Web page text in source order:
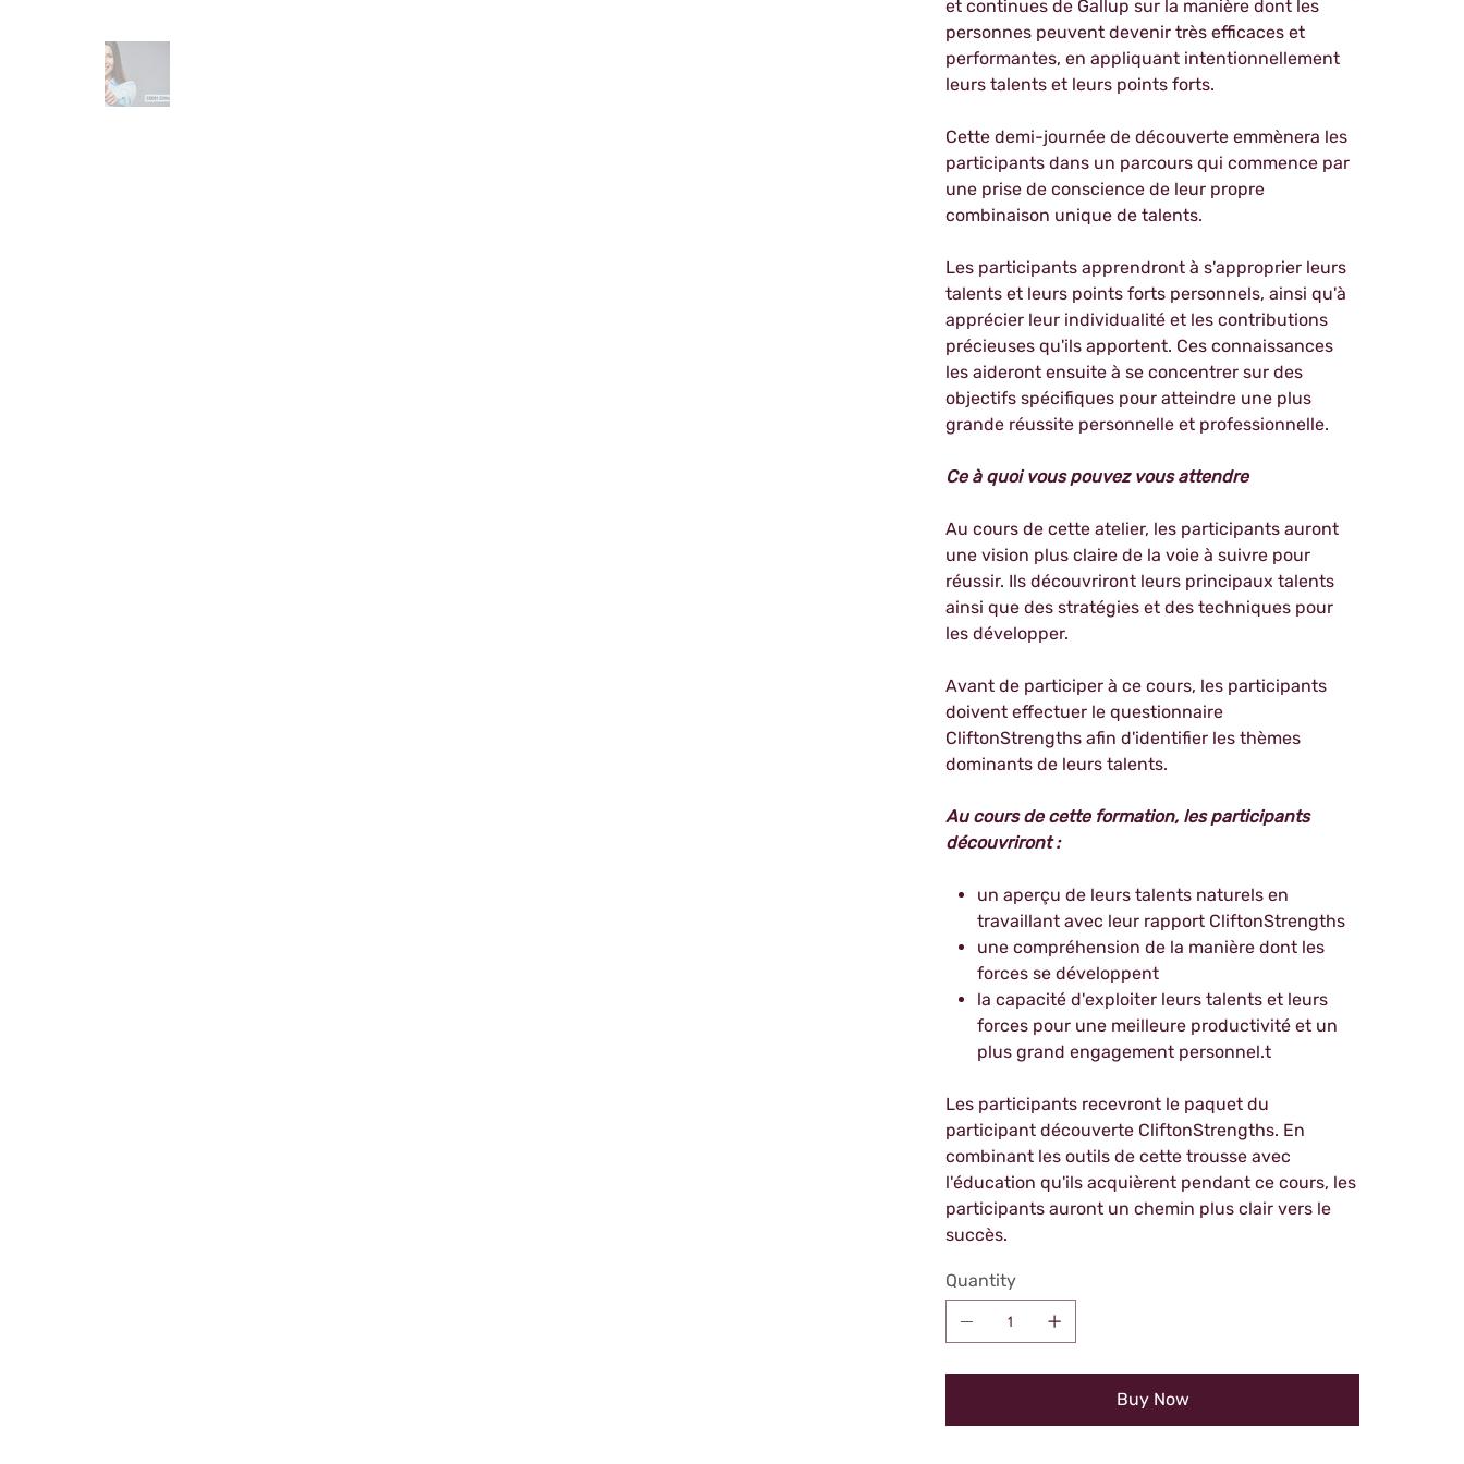
et continues de Gallup sur la manière dont les
personnes peuvent devenir très efficaces et
performantes, en appliquant intentionnellement
leurs talents et leurs points forts.
Cette demi-journée de découverte emmènera les
participants dans un parcours qui commence par
une prise de conscience de leur propre
combinaison unique de talents.
Les participants apprendront à s'approprier leurs
talents et leurs points forts personnels, ainsi qu'à
apprécier leur individualité et les contributions
précieuses qu'ils apportent. Ces connaissances
les aideront ensuite à se concentrer sur des
objectifs spécifiques pour atteindre une plus
grande réussite personnelle et professionnelle.
Ce à quoi vous pouvez vous attendre
Au cours de cette atelier, les participants auront
une vision plus claire de la voie à suivre pour
réussir. Ils découvriront leurs principaux talents
ainsi que des stratégies et des techniques pour
les développer.
Avant de participer à ce cours, les participants
doivent effectuer le questionnaire
CliftonStrengths afin d'identifier les thèmes
dominants de leurs talents.
Au cours de cette formation, les participants
découvriront :
un aperçu de leurs talents naturels en
travaillant avec leur rapport CliftonStrengths
une compréhension de la manière dont les
forces se développent
la capacité d'exploiter leurs talents et leurs
forces pour une meilleure productivité et un
plus grand engagement personnel.t
Les participants recevront le paquet du
participant découverte CliftonStrengths. En
combinant les outils de cette trousse avec
l'éducation qu'ils acquièrent pendant ce cours, les
participants auront un chemin plus clair vers le
succès.
Quantity
Buy Now